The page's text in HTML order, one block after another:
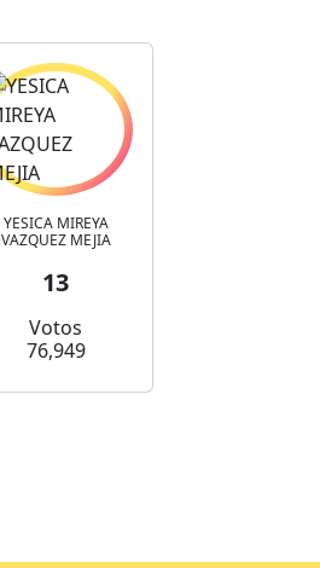
YESICA MIREYA
VAZQUEZ MEJIA
13
Votos
76,949